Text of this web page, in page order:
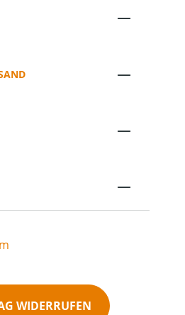
WIDERRUFEN